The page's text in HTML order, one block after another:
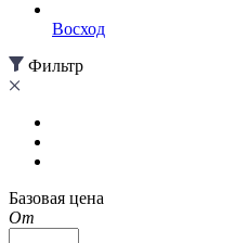
Восход
Фильтр
Базовая цена
От